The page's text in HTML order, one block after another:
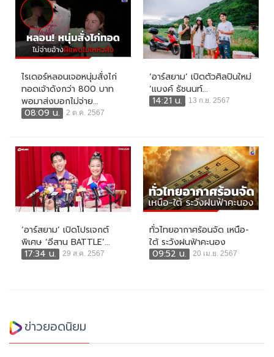
ไรเดอร์หลอนเจอหนุ่มสั่งไก่
ทอดเจ้าดังกว่า 800 บาท
พอมาส่งบอกไม่จ่าย...
08:09 น.
2 ต.ค. 2567
‘อาร์สยาม’ เปิดตัวศิลปินใหม่
‘แบงค์ ธัชนนท์...
14:21 น.
13 ก.ย. 2567
‘อาร์สยาม’ เปิดโปรเจกต์
พิเศษ ‘อีสาน BATTLE’...
17:34 น.
29 ส.ค. 2567
ทั่วไทยอากาศร้อนจัด เหนือ-
ใต้ ระวังฝนฟ้าคะนอง
09:52 น.
20 เม.ย. 2567
ข่าวยอดนิยม